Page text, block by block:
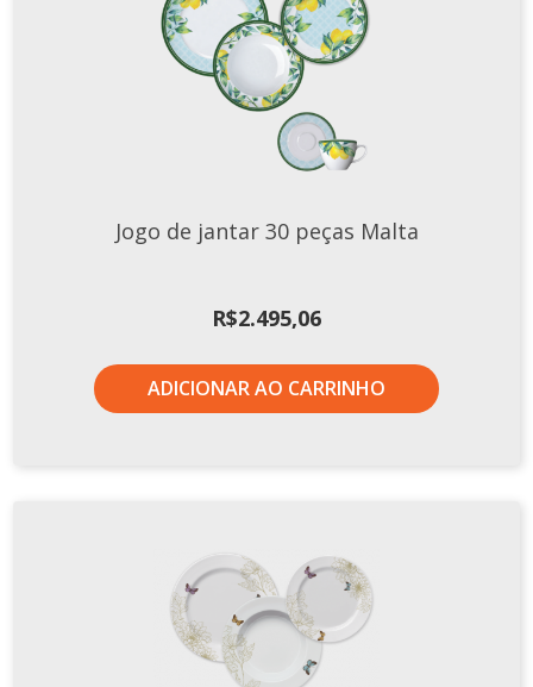
Jogo de jantar 30 peças Malta
R$2.495,06
ADICIONAR AO CARRINHO